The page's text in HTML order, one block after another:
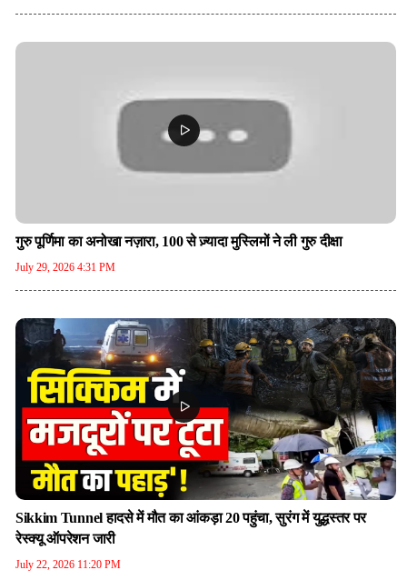
गुरु पूर्णिमा का अनोखा नज़ारा, 100 से ज़्यादा मुस्लिमों ने ली गुरु दीक्षा
July 29, 2026 4:31 PM
Sikkim Tunnel हादसे में मौत का आंकड़ा 20 पहुंचा, सुरंग में युद्धस्तर पर
रेस्क्यू ऑपरेशन जारी
July 22, 2026 11:20 PM